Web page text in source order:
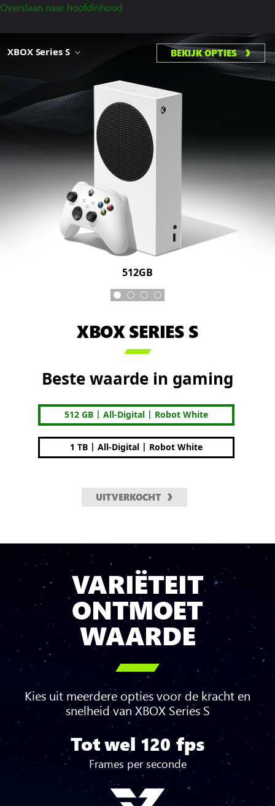
Overslaan naar hoofdinhoud
XBOX Series S BEKIJK OPTIES
512GB
XBOX SERIES S

Beste waarde in gaming
512 GB | All-Digital | Robot White
1 TB | All-Digital | Robot White
UITVERKOCHT
VARIËTEIT
ONTMOET
WAARDE

Kies uit meerdere opties voor de kracht en
snelheid van XBOX Series S
Tot
wel
Tot wel 120 fps
Frames per seconde